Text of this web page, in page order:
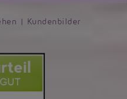
| Kundenbilder